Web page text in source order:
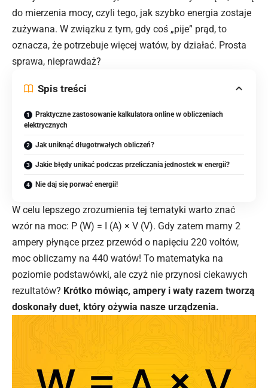
do mierzenia mocy, czyli tego, jak szybko energia zostaje
zużywana. W związku z tym, gdy coś „pije” prąd, to
oznacza, że potrzebuje więcej watów, by działać. Prosta
sprawa, nieprawdaż?
Spis treści
Praktyczne zastosowanie kalkulatora online w obliczeniach
elektrycznych
Jak uniknąć długotrwałych obliczeń?
Jakie błędy unikać podczas przeliczania jednostek w energii?
Nie daj się porwać energii!
W celu lepszego zrozumienia tej tematyki warto znać
wzór na moc: P (W) = I (A) × V (V). Gdy zatem mamy 2
ampery płynące przez przewód o napięciu 220 voltów,
moc obliczamy na 440 watów! To matematyka na
poziomie podstawówki, ale czyż nie przynosi ciekawych
rezultatów? Krótko mówiąc, ampery i waty razem tworzą
doskonały duet, który ożywia nasze urządzenia.